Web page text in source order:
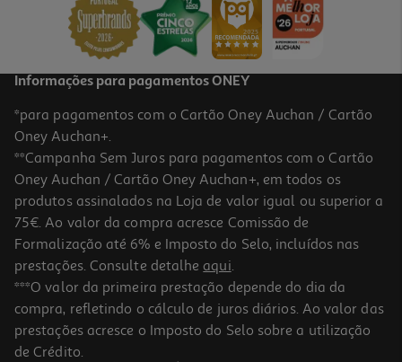
4.5 (40)
Filete De Peixe Gato Riscado Congelado 800g
5.81 €/Kg
4,65 €
Informações para pagamentos ONEY
*para pagamentos com o Cartão Oney Auchan / Cartão
Oney Auchan+.
**Campanha Sem Juros para pagamentos com o Cartão
Oney Auchan / Cartão Oney Auchan+, em todos os
produtos assinalados na Loja de valor igual ou superior a
75€. Ao valor da compra acresce Comissão de
Formalização até 6% e Imposto do Selo, incluídos nas
prestações. Consulte detalhe aqui.
***O valor da primeira prestação depende do dia da
compra, refletindo o cálculo de juros diários. Ao valor das
prestações acresce o Imposto do Selo sobre a utilização
de Crédito.